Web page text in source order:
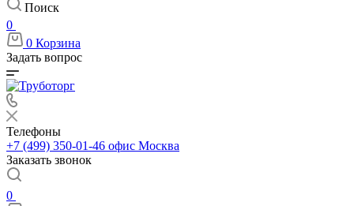
Поиск
0
0 Корзина
Задать вопрос
Телефоны
+7 (499) 350-01-46 офис Москва
Заказать звонок
0